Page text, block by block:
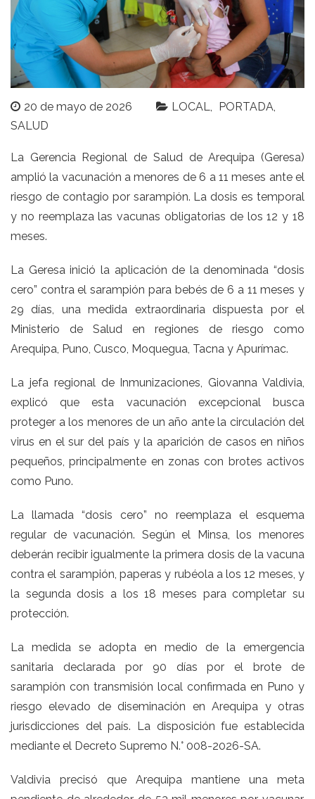
20 de mayo de 2026 LOCAL
PORTADA
SALUD
La Gerencia Regional de Salud de Arequipa (Geresa)
amplió la vacunación a menores de 6 a 11 meses ante el
riesgo de contagio por sarampión. La dosis es temporal
y no reemplaza las vacunas obligatorias de los 12 y 18
meses.
La Geresa inició la aplicación de la denominada “dosis
cero” contra el sarampión para bebés de 6 a 11 meses y
29 días, una medida extraordinaria dispuesta por el
Ministerio de Salud en regiones de riesgo como
Arequipa, Puno, Cusco, Moquegua, Tacna y Apurímac.
La jefa regional de Inmunizaciones, Giovanna Valdivia,
explicó que esta vacunación excepcional busca
proteger a los menores de un año ante la circulación del
virus en el sur del país y la aparición de casos en niños
pequeños, principalmente en zonas con brotes activos
como Puno.
La llamada “dosis cero” no reemplaza el esquema
regular de vacunación. Según el Minsa, los menores
deberán recibir igualmente la primera dosis de la vacuna
contra el sarampión, paperas y rubéola a los 12 meses, y
la segunda dosis a los 18 meses para completar su
protección.
La medida se adopta en medio de la emergencia
sanitaria declarada por 90 días por el brote de
sarampión con transmisión local confirmada en Puno y
riesgo elevado de diseminación en Arequipa y otras
jurisdicciones del país. La disposición fue establecida
mediante el Decreto Supremo N.° 008-2026-SA.
Valdivia precisó que Arequipa mantiene una meta